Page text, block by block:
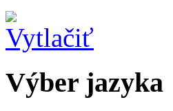
Výber jazyka